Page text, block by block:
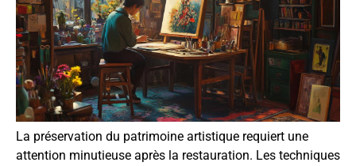
La préservation du patrimoine artistique requiert une
attention minutieuse après la restauration. Les techniques